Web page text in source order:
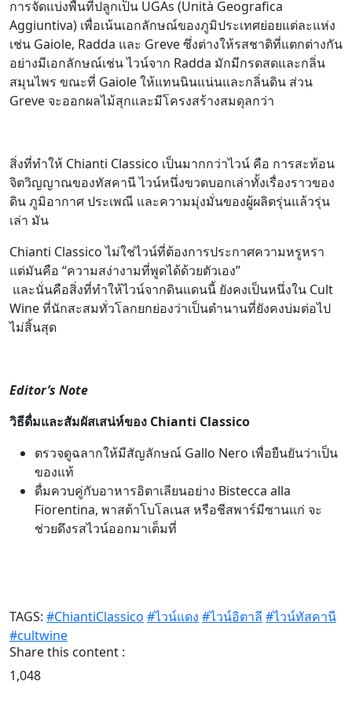
การจัดแบ่งพื้นที่ปลูกเป็น UGAs (Unità Geografica
Aggiuntiva) เพื่อเน้นเอกลักษณ์ของภูมิประเทศย่อยแต่ละแห่ง
เช่น Gaiole, Radda และ Greve ซึ่งต่างให้รสชาติที่แตกต่างกัน
อย่างมีเอกลักษณ์เช่น ไวน์จาก Radda มักมีกรดสดและกลิ่น
สมุนไพร ขณะที่ Gaiole ให้แทนนินแน่นและกลิ่นดิน ส่วน
Greve จะออกผลไม้สุกและมีโครงสร้างสมดุลกว่า
สิ่งที่ทำให้ Chianti Classico เป็นมากกว่าไวน์ คือ การสะท้อน
จิตวิญญาณของทัสคานี ไวน์หนึ่งขวดบอกเล่าทั้งเรื่องราวของ
ดิน ภูมิอากาศ ประเพณี และความมุ่งมั่นของผู้ผลิตรุ่นแล้วรุ่น
เล่า มัน
Chianti Classico ไม่ใช่ไวน์ที่ต้องการประกาศความหรูหรา
แต่มันคือ “ความสง่างามที่พูดได้ด้วยตัวเอง”
และนั่นคือสิ่งที่ทำให้ไวน์จากดินแดนนี้ ยังคงเป็นหนึ่งใน Cult
Wine ที่นักสะสมทั่วโลกยกย่องว่าเป็นตำนานที่ยังคงบ่มต่อไป
ไม่สิ้นสุด
Editor’s Note
วิธีดื่มและสัมผัสเสน่ห์ของ Chianti Classico
ตรวจดูฉลากให้มีสัญลักษณ์ Gallo Nero เพื่อยืนยันว่าเป็น
ของแท้
ดื่มควบคู่กับอาหารอิตาเลียนอย่าง Bistecca alla
Fiorentina, พาสต้าโบโลเนส หรือชีสพาร์มีซานแก่ จะ
ช่วยดึงรสไวน์ออกมาเต็มที่
TAGS: #ChiantiClassico #ไวน์แดง #ไวน์อิตาลี #ไวน์ทัสคานี
#cultwine
Share this content :
1,048